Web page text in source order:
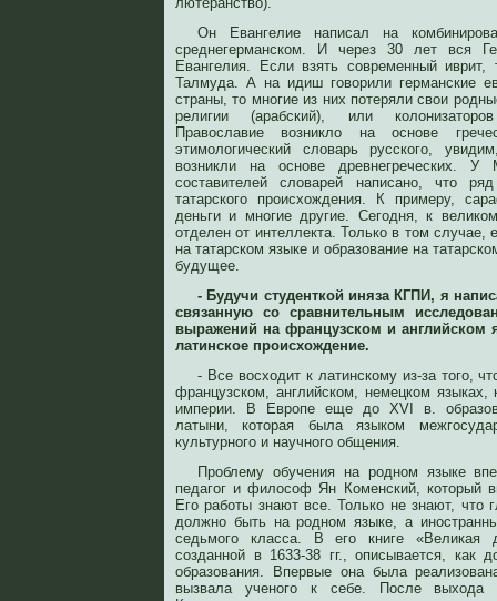
Он Евангелие написал на
среднегерманском. И через 30 лет вся
Евангелия. Если взять современный иврит,
Талмуда. А на идиш говорили германские
страны, то многие из них потеряли свои
религии (арабский), или
Православие возникло на основе
этимологический словарь русского,
возникли на основе древнегреческих.
составителей словарей написано, что
татарского происхождения. К примеру,
деньги и многие другие. Сегодня, к
отделен от интеллекта. Только в том случае,
на татарском языке и образование на
будущее.
- Будучи студенткой иняза КГПИ, я
связанную со сравнительным
выражений на французском и английском
латинское происхождение.
- Все восходит к латинскому из-за того,
французском, английском, немецком языках,
империи. В Европе еще до XVI в.
латыни, которая была языком
культурного и научного общения.
Проблему обучения на родном языке
педагог и философ Ян Коменский, который
Его работы знают все. Только не знают, что
должно быть на родном языке, а
седьмого класса. В его книге «Великая
созданной в 1633-38 гг., описывается, как
образования. Впервые она была
вызвала ученого к себе. После выхода